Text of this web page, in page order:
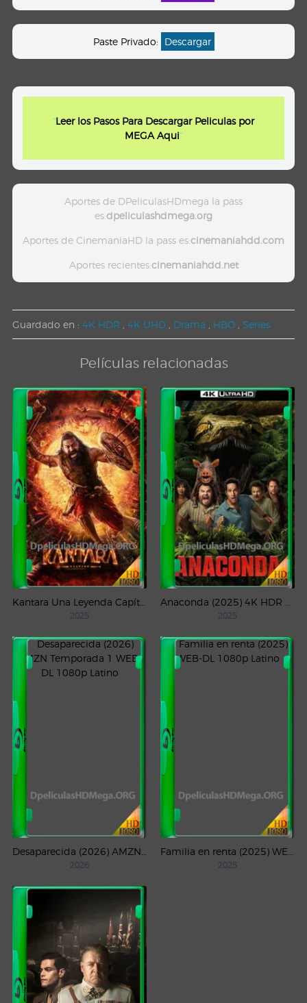
Paste Privado: Descargar
"Leer los Pasos Para Descargar Peliculas por
MEGA Aqui"
Aportes de DPeliculasHDmega la pass
es:dpeliculashdmega.org
Aportes de CinemaniaHD la pass es:cinemaniahdd.com
Aportes recientes:cinemaniahdd.net
Guardado en : 4K HDR , 4K UHD , Drama , HBO , Series
Películas relacionadas
Kantara Una Leyenda Capítulo – 1 (2025) WEB-DL 1080p Latino
2025
Anaconda (2025) 4K HDR WEB-DL 2160p Latino
2025
Desaparecida (2026) AMZN Temporada 1 WEB-DL 1080p Latino
2026
Familia en renta (2025) WEB-DL 1080p Latino
2025